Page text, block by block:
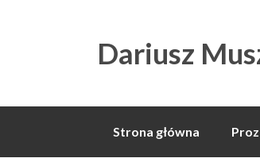
Dariusz
Skip
Strona główna